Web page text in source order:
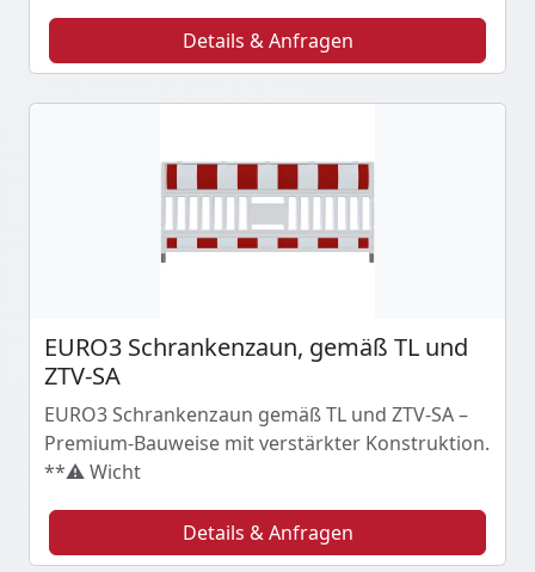
Details & Anfragen
EURO3 Schrankenzaun, gemäß TL und
ZTV-SA
EURO3 Schrankenzaun gemäß TL und ZTV-SA –
Premium-Bauweise mit verstärkter Konstruktion.
**⚠️ Wicht
Details & Anfragen